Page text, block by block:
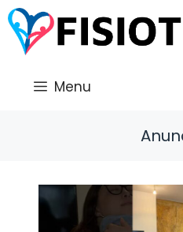
Saltar
al
contenido
Menu